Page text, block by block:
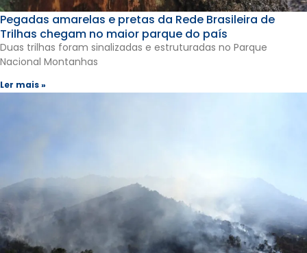
Pegadas amarelas e pretas da Rede Brasileira de
Trilhas chegam no maior parque do país
Duas trilhas foram sinalizadas e estruturadas no Parque
Nacional Montanhas
Ler mais »